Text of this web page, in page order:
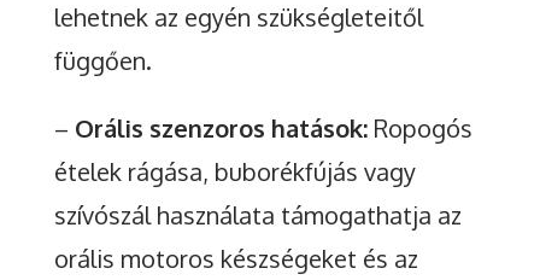
lehetnek az egyén szükségleteitől
függően.
– Orális szenzoros hatások:Ropogós
ételek rágása, buborékfújás vagy
szívószál használata támogathatja az
orális motoros készségeket és az